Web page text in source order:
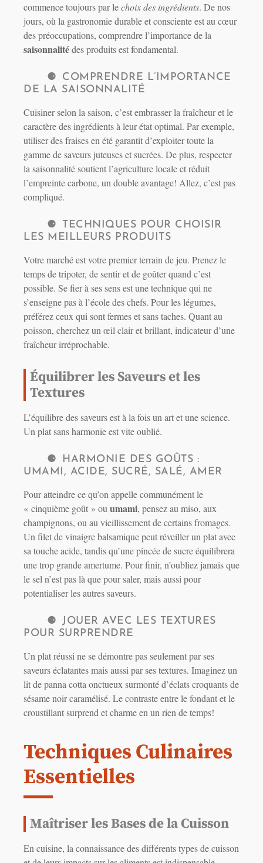
commence toujours par lechoix des ingrédients. De nos
jours, où la gastronomie durable et consciente est au cœur
des préoccupations, comprendre l’importance de la
saisonnalitédes produits est fondamental.
COMPRENDRE L’IMPORTANCE
DE LA SAISONNALITÉ
Cuisiner selon la saison, c’est embrasser la fraîcheur et le
caractère des ingrédients à leur état optimal. Par exemple,
utiliser des fraises en été garantit d’exploiter toute la
gamme de saveurs juteuses et sucrées. De plus, respecter
la saisonnalité soutient l’agriculture locale et réduit
l’empreinte carbone, un double avantage! Allez, c’est pas
compliqué.
TECHNIQUES POUR CHOISIR
LES MEILLEURS PRODUITS
Votre marché est votre premier terrain de jeu. Prenez le
temps de tripoter, de sentir et de goûter quand c’est
possible. Se fier à ses sens est une technique qui ne
s’enseigne pas à l’école des chefs. Pour les légumes,
préférez ceux qui sont fermes et sans taches. Quant au
poisson, cherchez un œil clair et brillant, indicateur d’une
fraîcheur irréprochable.
Équilibrer les Saveurs et les
Textures
L’équilibre des saveurs est à la fois un art et une science.
Un plat sans harmonie est vite oublié.
HARMONIE DES GOÛTS :
UMAMI, ACIDE, SUCRÉ, SALÉ, AMER
Pour atteindre ce qu’on appelle communément le
« cinquième goût » ou umami, pensez au miso, aux
champignons, ou au vieillissement de certains fromages.
Un filet de vinaigre balsamique peut réveiller un plat avec
sa touche acide, tandis qu’une pincée de sucre équilibrera
une trop grande amertume. Pour finir, n’oubliez jamais que
le sel n’est pas là que pour saler, mais aussi pour
potentialiser les autres saveurs.
JOUER AVEC LES TEXTURES
POUR SURPRENDRE
Un plat réussi ne se démontre pas seulement par ses
saveurs éclatantes mais aussi par ses textures. Imaginez un
lit de panna cotta onctueux surmonté d’éclats croquants de
sésame noir caramélisé. Le contraste entre le fondant et le
croustillant surprend et charme en un rien de temps!
Techniques Culinaires
Essentielles
Maîtriser les Bases de la Cuisson
En cuisine, la connaissance des différents types de cuisson